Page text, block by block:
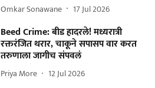
Omkar Sonawane 17 Jul 2026
Beed Crime: बीड हादरले! मध्यरात्री
रक्तरंजित थरार, चाकूने सपासप वार करत
तरुणाला जागीच संपवलं
Priya More 12 Jul 2026